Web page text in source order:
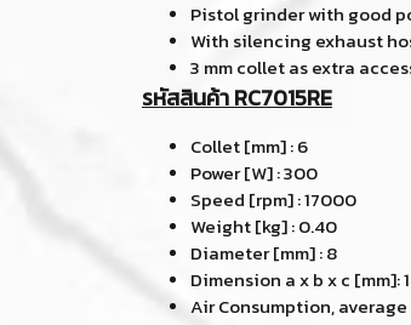
Pistol grinder with good
With silencing exhaust
3 mm collet as extra
รหัสสินค้า RC7015RE
Collet [mm] : 6
Power [W] : 300
Speed [rpm] : 17000
Weight [kg] : 0.40
Diameter [mm] : 8
Dimension a x b x c [mm]:
Air Consumption,